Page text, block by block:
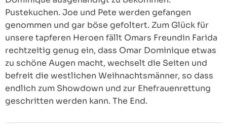
Pustekuchen. Joe und Pete werden gefangen
genommen und gar böse gefoltert. Zum Glück für
unsere tapferen Heroen fällt Omars Freundin Farida
rechtzeitig genug ein, dass Omar Dominique etwas
zu schöne Augen macht, wechselt die Seiten und
befreit die westlichen Weihnachtsmänner, so dass
endlich zum Showdown und zur Ehefrauenrettung
geschritten werden kann. The End.